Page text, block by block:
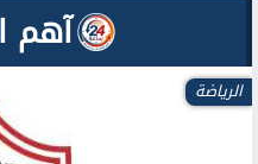
آهم
الرياضة